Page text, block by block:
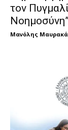
τον
Μανόλης